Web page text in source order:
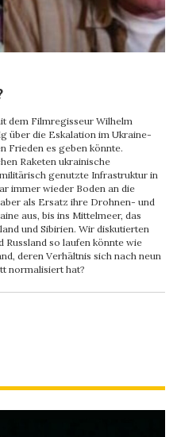
dem Filmregisseur Wilhelm
über die Eskalation im Ukraine-
Frieden es geben könnte.
Raketen ukrainische
genutzte Infrastruktur in
immer wieder Boden an die
als Ersatz ihre Drohnen- und
aus, bis ins Mittelmeer, das
und Sibirien. Wir diskutierten
Russland so laufen könnte wie
deren Verhältnis sich nach neun
normalisiert hat?